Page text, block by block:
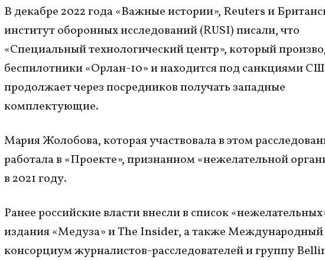
В декабре 2022 года «Важные истории», Reuters и
институт оборонных исследований (RUSI) писали, что
«Специальный технологический центр», который
беспилотники «Орлан-10» и находится под санкциями
продолжает через посредников получать западные
комплектующие.
Мария Жолобова, которая участвовала в этом
работала в «Проекте», признанном «нежелательной
в 2021 году.
Ранее российские власти внесли в список
издания «Медуза» и The Insider, а также Международный
консорциум журналистов-расследователей и группу